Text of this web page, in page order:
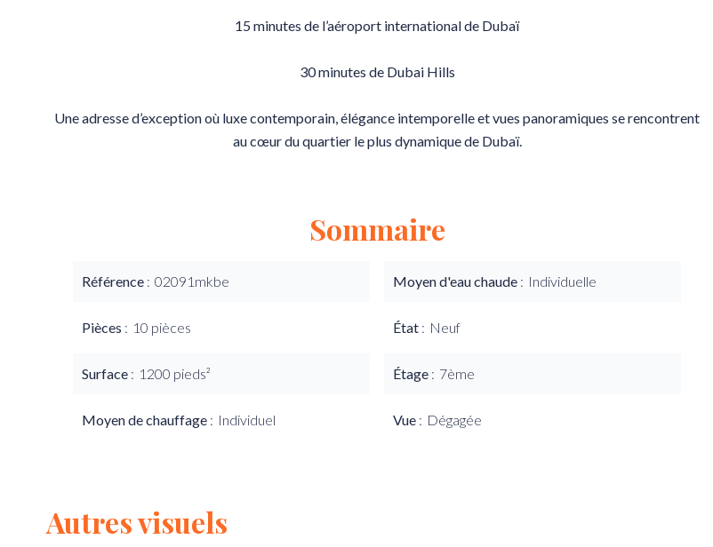
15 minutes de l’aéroport international de Dubaï
30 minutes de Dubai Hills
Une adresse d’exception où luxe contemporain, élégance intemporelle et vues panoramiques se rencontrent
au cœur du quartier le plus dynamique de Dubaï.
Sommaire
Référence 02091mkbe
Pièces 10 pièces
Surface 1200 pieds²
Moyen de chauffage Individuel
Moyen d'eau chaude Individuelle
État Neuf
Étage 7ème
Vue Dégagée
Autres visuels